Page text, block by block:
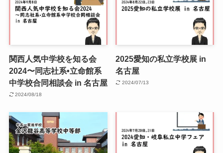
関西人気中学校を知る会
2024〜同志社系•立命館系
中学校合同相談会 in 名古屋
2024/08/18
2025愛知の私立学校展 in
名古屋
2024/07/13